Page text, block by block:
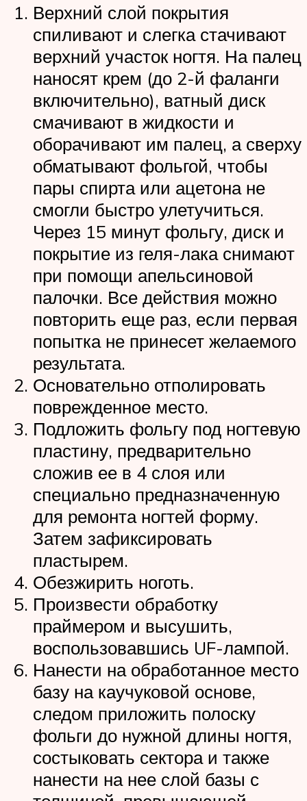
Верхний слой покрытия
спиливают и слегка стачивают
верхний участок ногтя. На палец
наносят крем (до 2-й фаланги
включительно), ватный диск
смачивают в жидкости и
оборачивают им палец, а сверху
обматывают фольгой, чтобы
пары спирта или ацетона не
смогли быстро улетучиться.
Через 15 минут фольгу, диск и
покрытие из геля-лака снимают
при помощи апельсиновой
палочки. Все действия можно
повторить еще раз, если первая
попытка не принесет желаемого
результата.
Основательно отполировать
поврежденное место.
Подложить фольгу под ногтевую
пластину, предварительно
сложив ее в 4 слоя или
специально предназначенную
для ремонта ногтей форму.
Затем зафиксировать
пластырем.
Обезжирить ноготь.
Произвести обработку
праймером и высушить,
воспользовавшись UF-лампой.
Нанести на обработанное место
базу на каучуковой основе,
следом приложить полоску
фольги до нужной длины ногтя,
состыковать сектора и также
нанести на нее слой базы с